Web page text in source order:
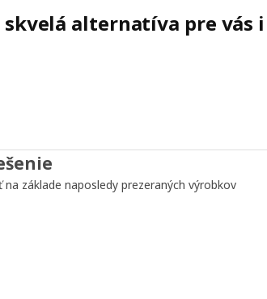
alternatíva pre vás i
základe naposledy prezeraných výrobkov